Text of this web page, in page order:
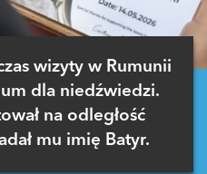
wizyty w Rumunii
dla niedźwiedzi.
na odległość
mu imię Batyr.